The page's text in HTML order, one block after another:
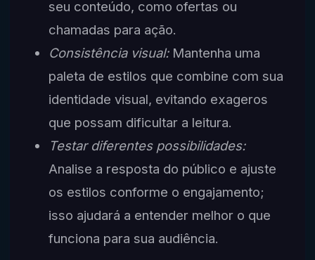
seu conteúdo, como ofertas ou
chamadas para ação.
Consistência visual:Mantenha uma
paleta de estilos que combine com sua
identidade visual, evitando exageros
que possam dificultar a leitura.
Testar diferentes possibilidades:
Analise a resposta do público e ajuste
os estilos conforme o engajamento;
isso ajudará a entender melhor o que
funciona para sua audiência.